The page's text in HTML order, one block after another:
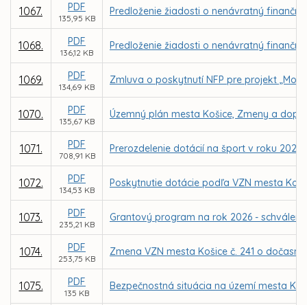
1067. PDF
135,95 KB
Predloženie žiadosti o nenávratný
1068. PDF
136,12 KB
Predloženie žiadosti o nenávratný
1069. PDF
134,69 KB
Zmluva o poskytnutí NFP pre projekt
1070. PDF
135,67 KB
Územný plán mesta Košice, Zmeny a
1071. PDF
708,91 KB
Prerozdelenie dotácií na šport v roku 2026
1072. PDF
134,53 KB
Poskytnutie dotácie podľa VZN mesta
1073. PDF
235,21 KB
Grantový program na rok 2026 -
1074. PDF
253,75 KB
Zmena VZN mesta Košice č. 241 o
1075. PDF
135 KB
Bezpečnostná situácia na území mesta